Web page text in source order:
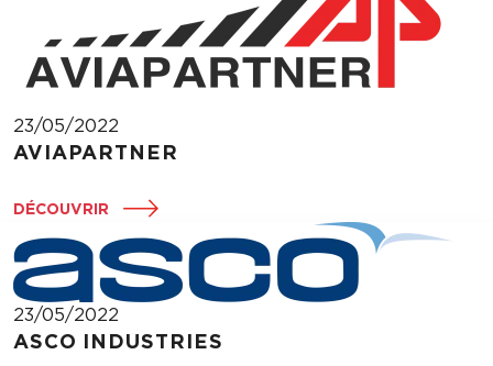
23/05/2022
AVIAPARTNER
DÉCOUVRIR
23/05/2022
ASCO INDUSTRIES